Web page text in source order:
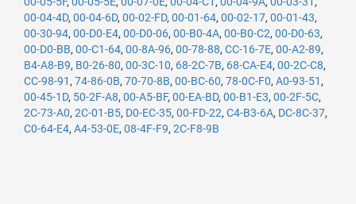
00-04-4D, 00-04-6D, 00-02-FD, 00-01-64, 00-02-17, 00-01-43,
00-30-94, 00-D0-E4, 00-D0-06, 00-B0-4A, 00-B0-C2, 00-D0-63,
00-D0-BB, 00-C1-64, 00-8A-96, 00-78-88, CC-16-7E, 00-A2-89,
B4-A8-B9, B0-26-80, 00-3C-10, 68-2C-7B, 68-CA-E4, 00-2C-C8,
CC-98-91 , 74-86-0B, 70-70-8B, 00-BC-60, 78-0C-F0, A0-93-51 ,
00-45-1D, 50-2F-A8, 00-A5-BF, 00-EA-BD, 00-B1-E3, 00-2F-5C,
2C-73-A0, 2C-01-B5, D0-EC-35, 00-FD-22, C4-B3-6A, DC-8C-37,
C0-64-E4, A4-53-0E, 08-4F-F9, 2C-F8-9B